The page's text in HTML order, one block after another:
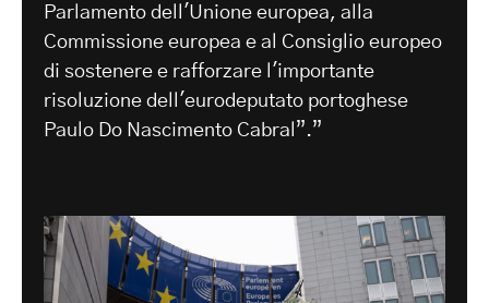
Parlamento dell'Unione europea, alla
Commissione europea e al Consiglio europeo
di sostenere e rafforzare l'importante
risoluzione dell'eurodeputato portoghese
Paulo Do Nascimento Cabral”.”